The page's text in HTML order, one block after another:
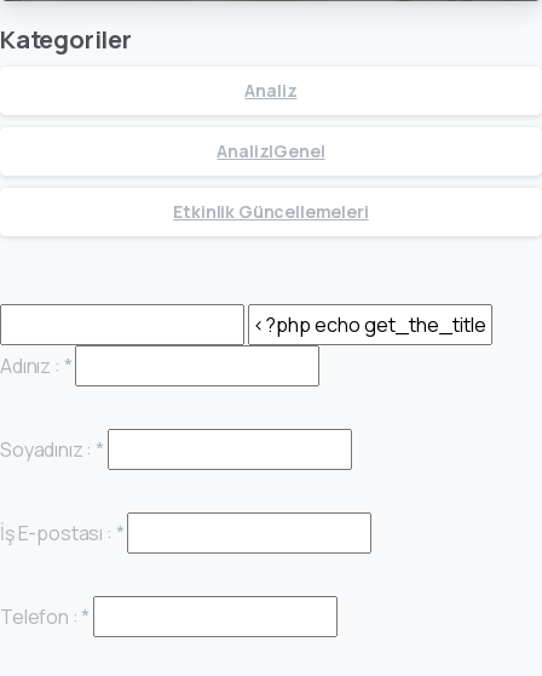
Kategoriler
Analiz
Analiz|Genel
Etkinlik Güncellemeleri
Adınız : *
Soyadınız : *
İş E-postası : *
Telefon : *